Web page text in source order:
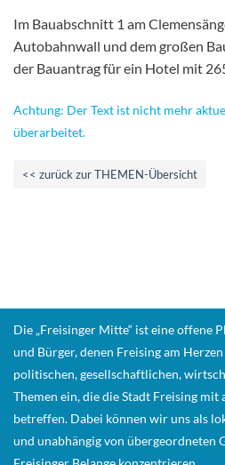
Im Bauabschnitt 1 am
Autobahnwall und dem großen
der Bauantrag für ein Hotel mit
Achtung: Der Text ist nicht mehr
überarbeitet.
<< zurück zur THEMEN-Übersicht
Die „Freisinger Mitte“ ist eine offene
und Bürger, denen Freising am
politischen, gesellschaftlichen,
Themen ein, die die Stadt Freising
betreffen. Dabei können wir uns als
und unabhängig von übergeordneten